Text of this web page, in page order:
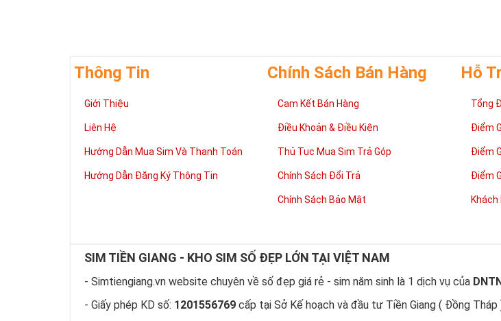
Kim. Những người mệnh khác cũng có thể sử dụng nhưng
may mắn, nhiều tài lộc, được nhiều doanh nhân quan tâm
Phương pháp chọn sim số đẹp lục quý 8
Thông Tin
Giới Thiệu
Liên Hệ
Hướng Dẫn Mua Sim Và Thanh Toán
Hướng Dẫn Đăng Ký Thông Tin
Chính Sách Bán Hàng
Cam Kết Bán Hàng
Điều Khoản & Điều Kiện
Thủ Tục Mua Sim Trả Góp
Chính Sách Đổi Trả
Chính Sách Bảo Mật
Hỗ
Tổng
Điểm
Điểm
Điểm
SIM TIỀN GIANG - KHO SIM SỐ ĐẸP LỚN TẠI VIỆT NAM
- Simtiengiang.vn website chuyên về số đẹp giá rẻ - sim năm sinh là 1 dịch vụ của
- Giấy phép KD số: 1201556769 cấp tại Sở Kế hoạch và đầu tư Tiền Giang ( Đồng